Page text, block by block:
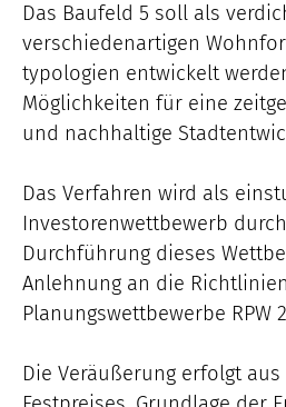
Das Baufeld 5 soll als
verschiedenartigen
typologien entwickelt
Möglichkeiten für eine
und nachhaltige
Das Verfahren wird als
Investorenwettbewerb
Durchführung dieses
Anlehnung an die
Planungswettbewerbe RPW
Die Veräußerung erfolgt